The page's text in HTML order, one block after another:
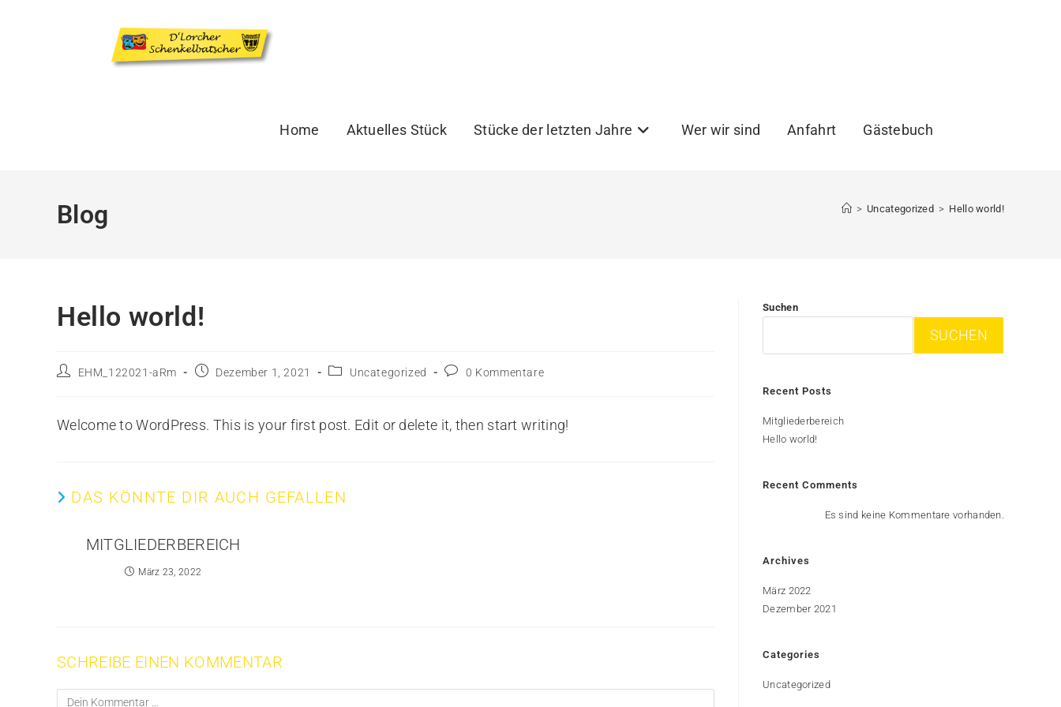
Home Aktuelles Stück Stücke der letzten Jahre Wer wir sind Anfahrt Gästebuch
Blog > Uncategorized > Hello world!
Hello world!
EHM_122021-aRm Dezember 1, 2021 Uncategorized 0 Kommentare
Welcome to WordPress. This is your first post. Edit or delete it, then start writing!
DAS KÖNNTE DIR AUCH GEFALLEN
MITGLIEDERBEREICH
März 23, 2022
SCHREIBE EINEN KOMMENTAR
Suchen
SUCHEN
Recent Posts
Mitgliederbereich
Hello world!
Recent Comments
Es sind keine Kommentare vorhanden.
Archives
März 2022
Dezember 2021
Categories
Uncategorized